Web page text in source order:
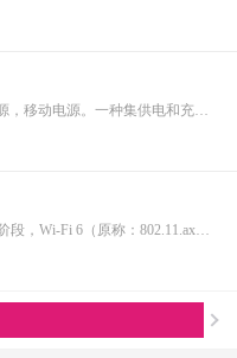
充电宝，又称为手机移动电源，移动电源。一种集供电和充电功能于一体的便携式充电器，可以给手机等数码设备随时随地充电或待机供电。随着移动产品的大量普及，以及移动设备的功能多样化，其用电需求也是越来越大，随身携带一个充电宝变为了常态，同时共享充电宝这个行业也…
Wi-Fi 6已进入大面积商用化阶段，Wi-Fi 6（原称：802.11.ax）即第六代无线网络技术，提升更高的带宽，降低延时，连接用户数量提升明显。从IoT大布局的角度看，Wi-Fi 6在其中扮演着尤为重要的角色，也是高端技术的产物，内部有非常多的电源转换单元，亦需要搭配大电流功率…